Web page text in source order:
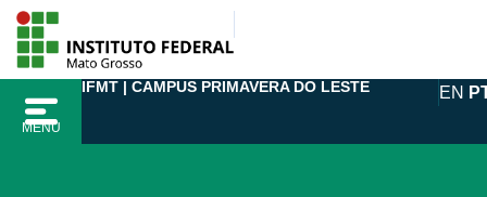
para
conteúdo
MENU
IFMT | CAMPUS PRIMAVERA DO LESTE EN